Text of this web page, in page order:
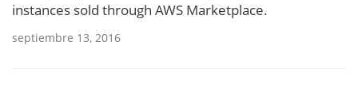
instances sold through AWS Marketplace.
septiembre 13, 2016